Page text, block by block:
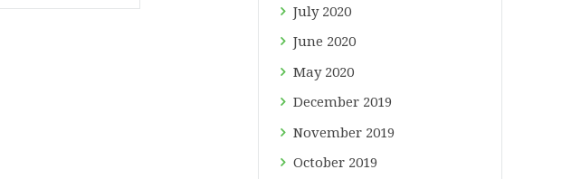
July 2020
June 2020
May 2020
December 2019
November 2019
October 2019